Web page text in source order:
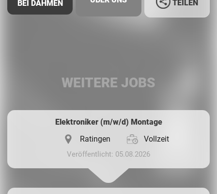
BEI DAHMEN
TEILEN
WEITERE JOBS
Elektroniker (m/w/d) Montage
Ratingen
Vollzeit
Veröffentlicht: 05.08.2026